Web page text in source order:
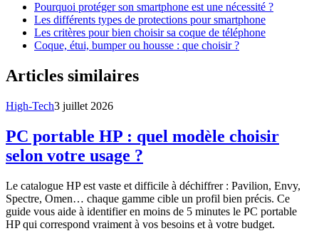
Pourquoi protéger son smartphone est une nécessité ?
Les différents types de protections pour smartphone
Les critères pour bien choisir sa coque de téléphone
Coque, étui, bumper ou housse : que choisir ?
Articles similaires
High-Tech3 juillet 2026
PC portable HP : quel modèle choisir
selon votre usage ?
Le catalogue HP est vaste et difficile à déchiffrer : Pavilion, Envy,
Spectre, Omen… chaque gamme cible un profil bien précis. Ce
guide vous aide à identifier en moins de 5 minutes le PC portable
HP qui correspond vraiment à vos besoins et à votre budget.